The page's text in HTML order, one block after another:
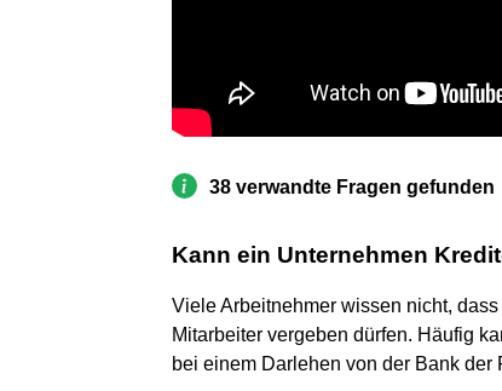
38 verwandte Fragen gefunden
Kann ein Unternehmen
Viele Arbeitnehmer wissen nicht,
Mitarbeiter vergeben dürfen. Häufig
bei einem Darlehen von der Bank der